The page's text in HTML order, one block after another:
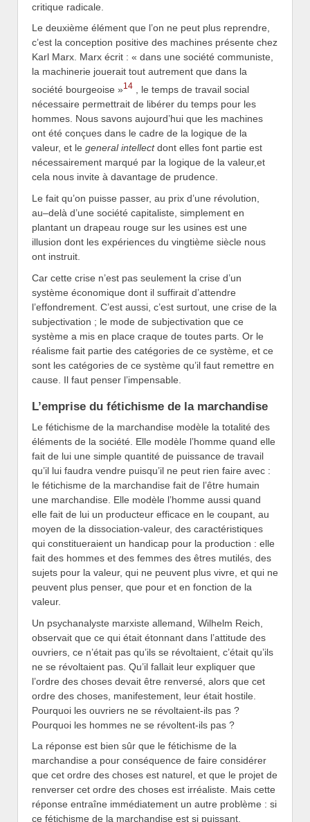
critique radicale.
Le deuxième élément que l’on ne peut plus reprendre,
c’est la conception positive des machines présente chez
Karl Marx. Marx écrit : « dans une société communiste,
la machinerie jouerait tout autrement que dans la
société bourgeoise »14 , le temps de travail social
nécessaire permettrait de libérer du temps pour les
hommes. Nous savons aujourd’hui que les machines
ont été conçues dans le cadre de la logique de la
valeur, et le general intellectdont elles font partie est
nécessairement marqué par la logique de la valeur,et
cela nous invite à davantage de prudence.
Le fait qu’on puisse passer, au prix d’une révolution,
au–delà d’une société capitaliste, simplement en
plantant un drapeau rouge sur les usines est une
illusion dont les expériences du vingtième siècle nous
ont instruit.
Car cette crise n’est pas seulement la crise d’un
système économique dont il suffirait d’attendre
l’effondrement. C’est aussi, c’est surtout, une crise de la
subjectivation ; le mode de subjectivation que ce
système a mis en place craque de toutes parts. Or le
réalisme fait partie des catégories de ce système, et ce
sont les catégories de ce système qu’il faut remettre en
cause. Il faut penser l’impensable.
L’emprise du fétichisme de la marchandise
Le fétichisme de la marchandise modèle la totalité des
éléments de la société. Elle modèle l’homme quand elle
fait de lui une simple quantité de puissance de travail
qu’il lui faudra vendre puisqu’il ne peut rien faire avec :
le fétichisme de la marchandise fait de l’être humain
une marchandise. Elle modèle l’homme aussi quand
elle fait de lui un producteur efficace en le coupant, au
moyen de la dissociation-valeur, des caractéristiques
qui constitueraient un handicap pour la production : elle
fait des hommes et des femmes des êtres mutilés, des
sujets pour la valeur, qui ne peuvent plus vivre, et qui ne
peuvent plus penser, que pour et en fonction de la
valeur.
Un psychanalyste marxiste allemand, Wilhelm Reich,
observait que ce qui était étonnant dans l’attitude des
ouvriers, ce n’était pas qu’ils se révoltaient, c’était qu’ils
ne se révoltaient pas. Qu’il fallait leur expliquer que
l’ordre des choses devait être renversé, alors que cet
ordre des choses, manifestement, leur était hostile.
Pourquoi les ouvriers ne se révoltaient-ils pas ?
Pourquoi les hommes ne se révoltent-ils pas ?
La réponse est bien sûr que le fétichisme de la
marchandise a pour conséquence de faire considérer
que cet ordre des choses est naturel, et que le projet de
renverser cet ordre des choses est irréaliste. Mais cette
réponse entraîne immédiatement un autre problème : si
ce fétichisme de la marchandise est si puissant,